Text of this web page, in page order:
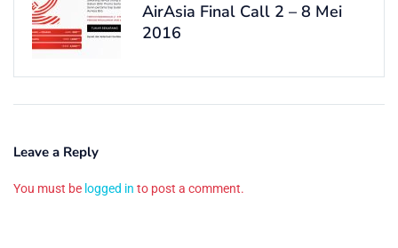
AirAsia Final Call 2 – 8 Mei
2016
Leave a Reply
You must be logged in to post a comment.